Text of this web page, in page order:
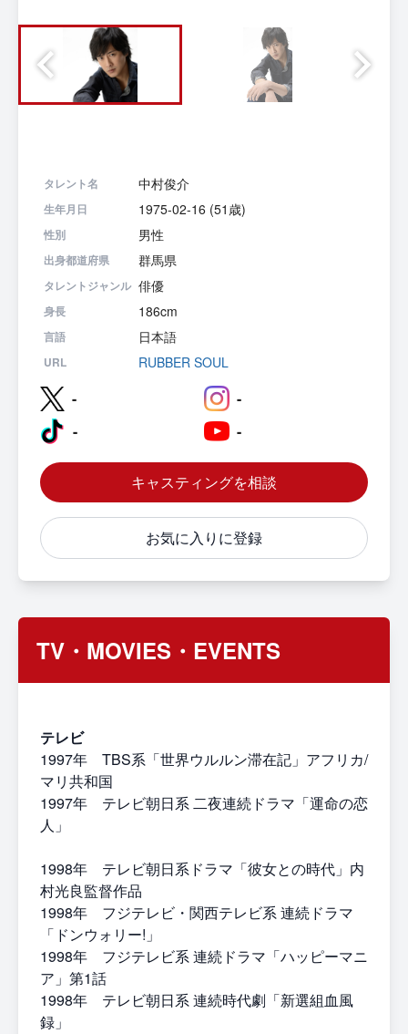
タレント名 中村俊介
生年月日 1975-02-16 (51歳)
性別 男性
出身都道府県 群馬県
タレントジャンル 俳優
身長 186cm
言語 日本語
URL RUBBER SOUL
-
-
-
-
キャスティングを相談
お気に入りに登録
TV・MOVIES・EVENTS
テレビ
1997年 TBS系「世界ウルルン滞在記」アフリカ/
マリ共和国
1997年 テレビ朝日系 二夜連続ドラマ「運命の恋
人」
1998年 テレビ朝日系ドラマ「彼女との時代」内
村光良監督作品
1998年 フジテレビ・関西テレビ系 連続ドラマ
「ドンウォリー!」
1998年 フジテレビ系 連続ドラマ「ハッピーマニ
ア」第1話
1998年 テレビ朝日系 連続時代劇「新選組血風
録」